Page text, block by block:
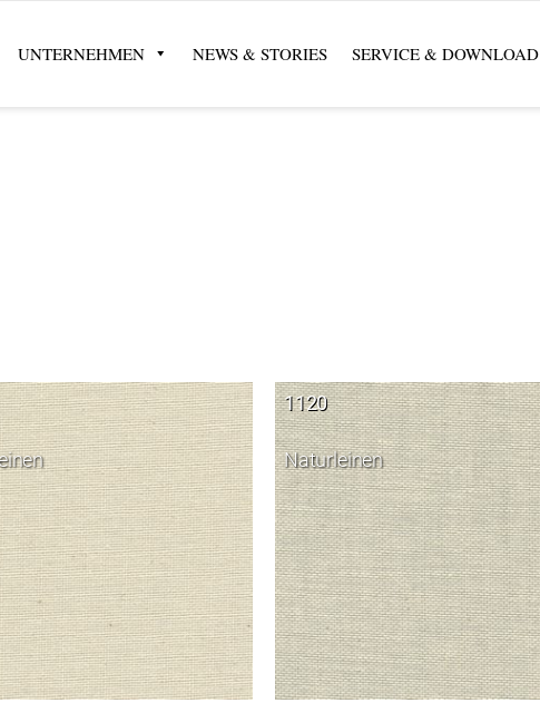
UNTERNEHMEN NEWS & STORIES SERVICE & DOWNLOAD
1120
Naturleinen